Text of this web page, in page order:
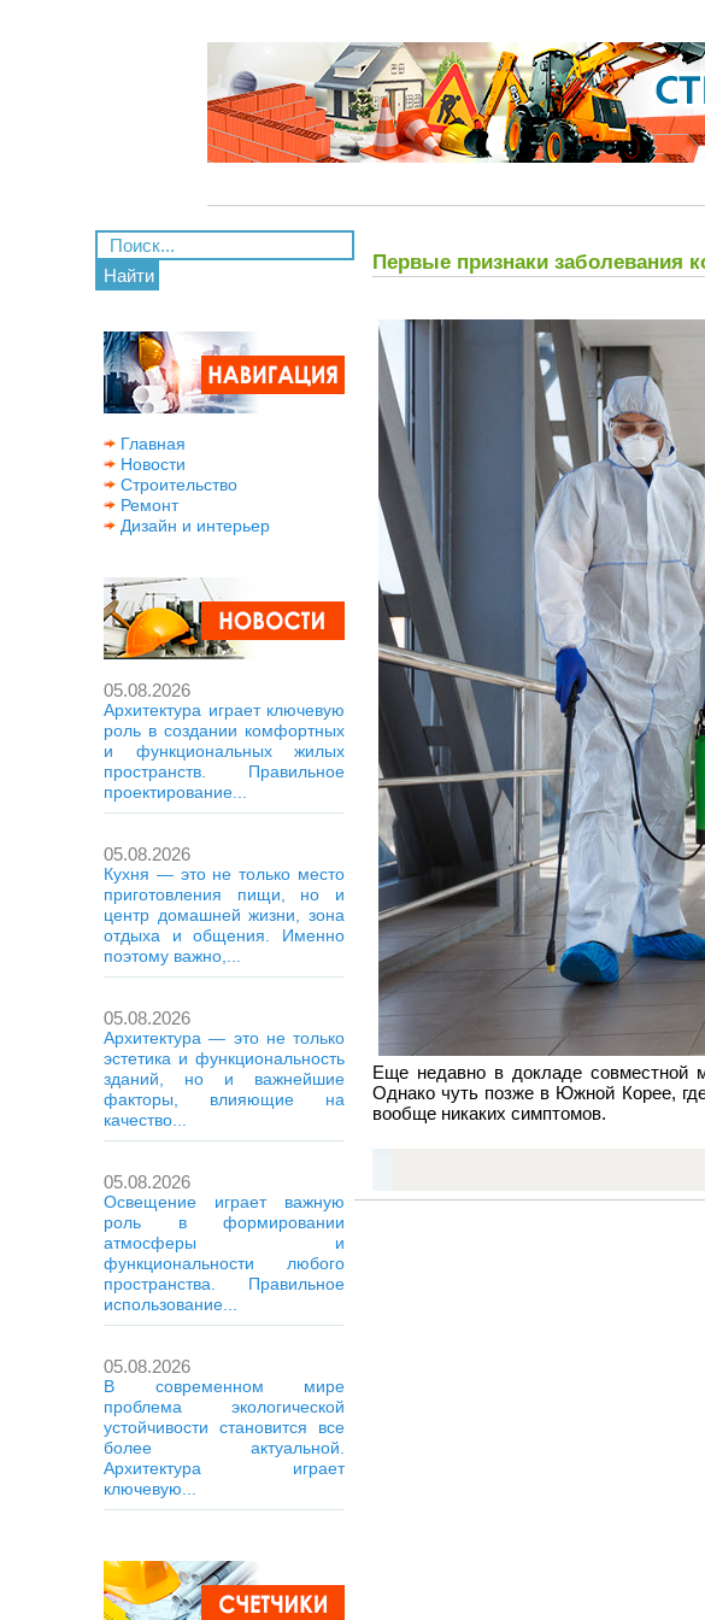
Найти
Главная
Новости
Строительство
Ремонт
Дизайн и интерьер
05.08.2026
Архитектура играет ключевую
роль в создании комфортных
и функциональных жилых
пространств. Правильное
проектирование...
05.08.2026
Кухня — это не только место
приготовления пищи, но и
центр домашней жизни, зона
отдыха и общения. Именно
поэтому важно,...
05.08.2026
Архитектура — это не только
эстетика и функциональность
зданий, но и важнейшие
факторы, влияющие на
качество...
05.08.2026
Освещение играет важную
роль в формировании
атмосферы и
функциональности любого
пространства. Правильное
использование...
05.08.2026
В современном мире
проблема экологической
устойчивости становится все
более актуальной.
Архитектура играет
ключевую...
Первые признаки заболевания
Еще недавно в докладе совместной
Однако чуть позже в Южной Корее,
вообще никаких симптомов.